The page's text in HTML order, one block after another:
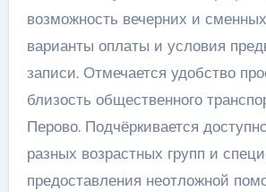
возможность вечерних и
варианты оплаты и условия
записи. Отмечается удобство
близость общественного
Перово. Подчёркивается
разных возрастных групп и
предоставления неотложной